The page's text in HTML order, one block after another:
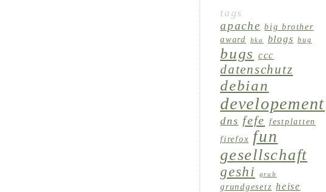
tags
apache big brother
award
bka blogs bug
bugs ccc
datenschutz
debian
developement
dns fefe festplatten
firefox fun
gesellschaft
geshi grub
grundgesetz heise